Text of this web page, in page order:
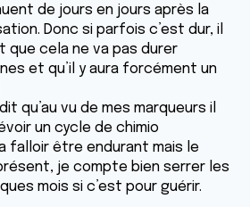
de jours en jours après la
Donc si parfois c’est dur, il
que cela ne va pas durer
et qu’il y aura forcément un
qu’au vu de mes marqueurs il
un cycle de chimio
falloir être endurant mais le
je compte bien serrer les
mois si c’est pour guérir.